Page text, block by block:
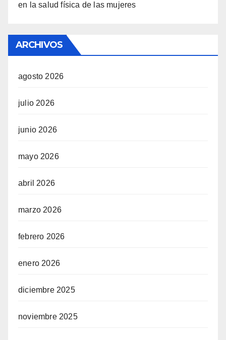
en la salud física de las mujeres
ARCHIVOS
agosto 2026
julio 2026
junio 2026
mayo 2026
abril 2026
marzo 2026
febrero 2026
enero 2026
diciembre 2025
noviembre 2025